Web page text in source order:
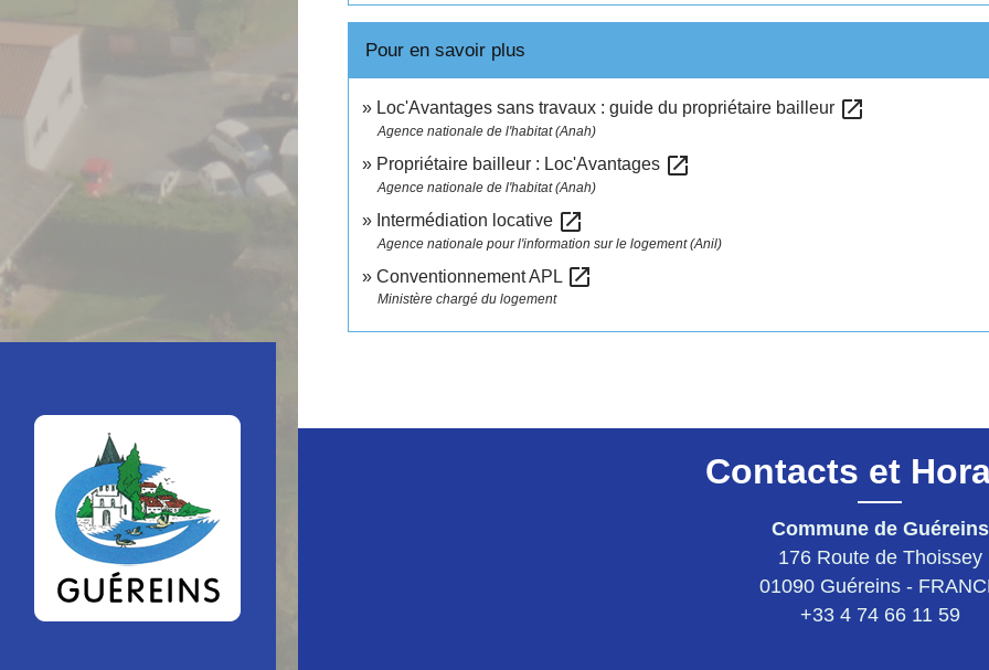
Pour en savoir plus
Loc'Avantages sans travaux : guide du propriétaire bailleur open_in_new
Agence nationale de l'habitat (Anah)
Propriétaire bailleur : Loc'Avantages open_in_new
Agence nationale de l'habitat (Anah)
Intermédiation locative open_in_new
Agence nationale pour l'information sur le logement (Anil)
Conventionnement APL open_in_new
Ministère chargé du logement
Contacts et
Commune de Guéreins
176 Route de Thoissey
01090 Guéreins -
+33 4 74 66 11 59